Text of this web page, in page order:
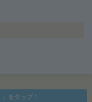
をタップ！